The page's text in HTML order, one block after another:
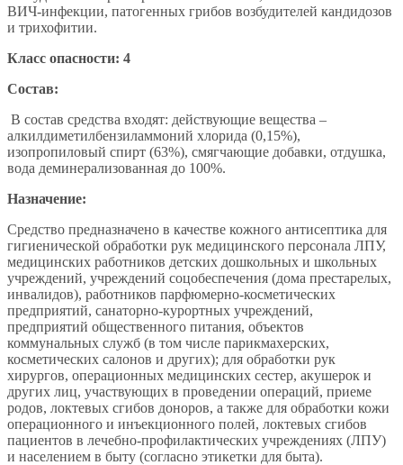
ВИЧ-инфекции, патогенных грибов возбудителей кандидозов
и трихофитии.
Класс опасности: 4
Состав:
В состав средства входят: действующие вещества –
алкилдиметилбензиламмоний хлорида (0,15%),
изопропиловый спирт (63%), смягчающие добавки, отдушка,
вода деминерализованная до 100%.
Назначение:
Средство предназначено в качестве кожного антисептика для
гигиенической обработки рук медицинского персонала ЛПУ,
медицинских работников детских дошкольных и школьных
учреждений, учреждений соцобеспечения (дома престарелых,
инвалидов), работников парфюмерно-косметических
предприятий, санаторно-курортных учреждений,
предприятий общественного питания, объектов
коммунальных служб (в том числе парикмахерских,
косметических салонов и других); для обработки рук
хирургов, операционных медицинских сестер, акушерок и
других лиц, участвующих в проведении операций, приеме
родов, локтевых сгибов доноров, а также для обработки кожи
операционного и инъекционного полей, локтевых сгибов
пациентов в лечебно-профилактических учреждениях (ЛПУ)
и населением в быту (согласно этикетки для быта).